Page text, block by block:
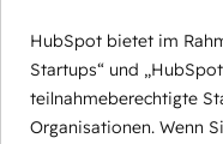
HubSpot bietet im
Startups“ und
teilnahmeberechtigte
Organisationen. Wenn